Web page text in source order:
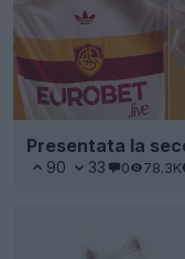
Presentata la
90 33 0 78.3K